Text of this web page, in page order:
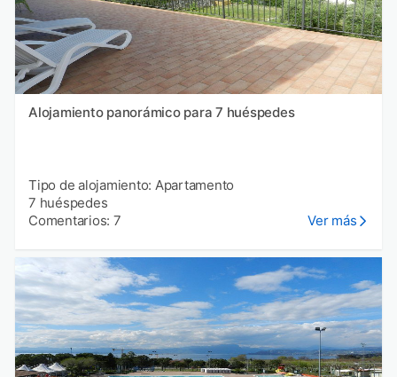
Alojamiento panorámico para 7 huéspedes
Tipo de alojamiento: Apartamento
7 huéspedes
Comentarios: 7
Ver más